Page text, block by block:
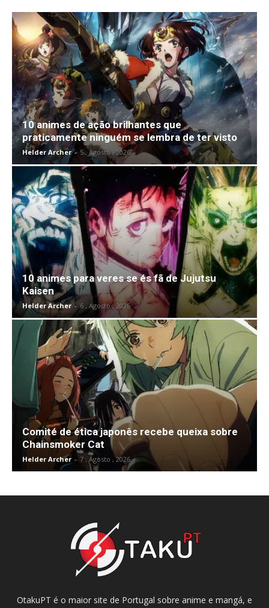
10 animes de ação brilhantes que
praticamente ninguém se lembra de ter visto
Helder Archer - 5 , Agosto , 2026
10 animes para veres se és fã de Jujutsu
Kaisen
Helder Archer - 6 , Agosto , 2026
Comité de ética japonês recebe queixa sobre
Chainsmoker Cat
Helder Archer - 7 , Agosto , 2026
OtakuPT é o maior site de Portugal sobre anime e mangá, e